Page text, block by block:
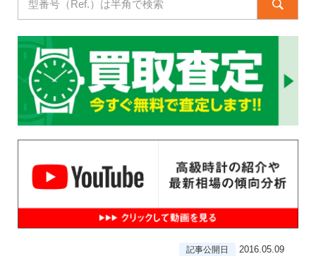
記事公開日 2016.05.09